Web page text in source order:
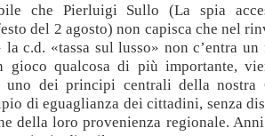
che Pierluigi Sullo (La spia
del 2 agosto) non capisca che nel
la c.d. «tassa sul lusso» non c’entra
gioco qualcosa di più importante,
uno dei principi centrali della nostra
di eguaglianza dei cittadini, senza
della loro provenienza regionale.